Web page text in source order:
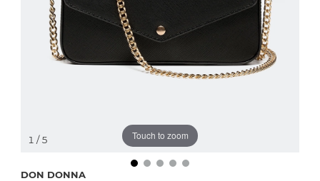
Touch to zoom
1 / 5
DON DONNA